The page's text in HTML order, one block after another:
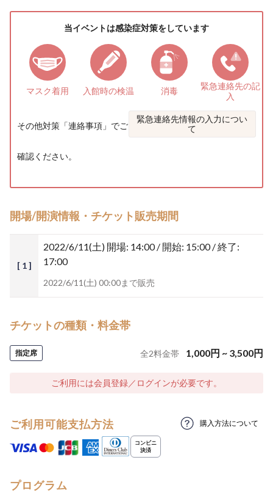
当イベントは感染症対策をしています
マスク着用 入館時の検温 消毒 緊急連絡先の記
入
その他対策「連絡事項 」でご
確認ください。
緊急連絡先情報の入力につい
て
開場/開演情報・チケット販売期間
[ 1 ]
2022/6/11(土) 開場: 14:00 / 開始: 15:00 / 終了:
17:00
2022/6/11(土) 00:00まで販売
チケットの種類・料金帯
指定席 全2料金帯 1,000円 ~ 3,500円
ご利用には会員登録／ログインが必要です。
ご利用可能支払方法 購入方法について
プログラム